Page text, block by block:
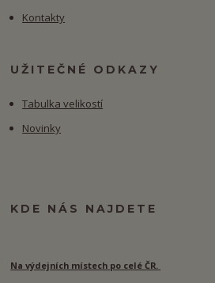
Kontakty
UŽITEČNÉ ODKAZY
Tabulka velikostí
Novinky
KDE NÁS NAJDETE
Na výdejních místech po celé ČR.